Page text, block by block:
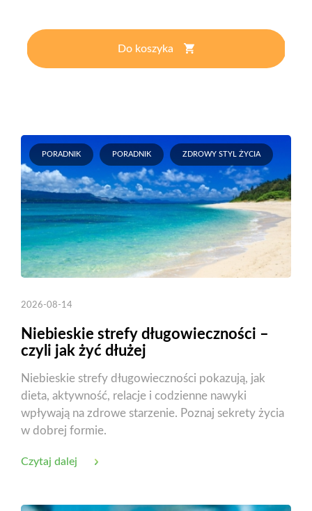
Do koszyka
PORADNIK PORADNIK ZDROWY STYL ŻYCIA
2026-08-14
Niebieskie strefy długowieczności –
czyli jak żyć dłużej
Niebieskie strefy długowieczności pokazują, jak
dieta, aktywność, relacje i codzienne nawyki
wpływają na zdrowe starzenie. Poznaj sekrety życia
w dobrej formie.
Czytaj dalej